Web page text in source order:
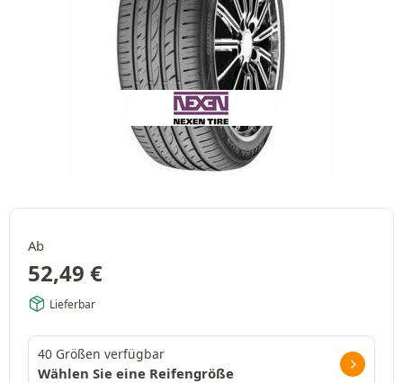
Ab
52,49 €
Lieferbar
40 Größen verfügbar
Wählen Sie eine Reifengröße